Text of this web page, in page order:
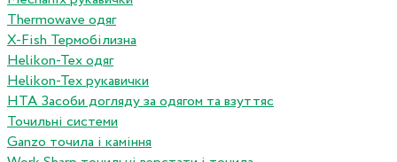
Thermowave одяг
X-Fish Термобілизна
Helikon-Tex одяг
Helikon-Tex рукавички
HTA Засоби догляду за одягом та взуттяс
Точильні системи
Ganzo точила і каміння